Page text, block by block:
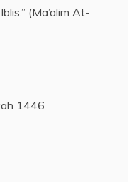
(Ma’alim At-
1446